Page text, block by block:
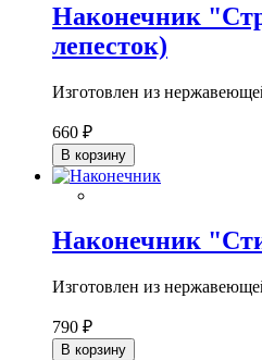
Наконечник
лепесток)
Изготовлен из
660 ₽
В корзину
Наконечник
Изготовлен из
790 ₽
В корзину